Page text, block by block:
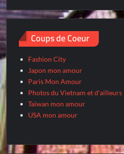
Coups de Coeur
Fashion City
Japon mon amour
Paris Mon Amour
Photos du Vietnam et d'ailleurs
Taiwan mon amour
USA mon amour